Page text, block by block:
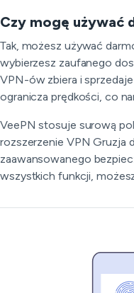
Czy mogę używać
Tak, możesz używać
wybierzesz zaufanego
VPN-ów zbiera i
ogranicza prędkości, co
VeePN stosuje surową
rozszerzenie VPN Gruzja
zaawansowanego
wszystkich funkcji,